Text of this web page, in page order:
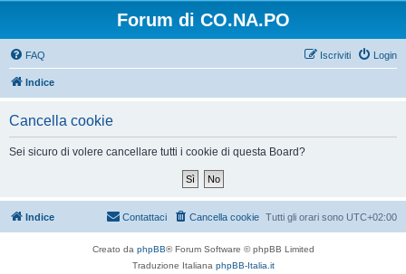
Forum di CO.NA.PO
FAQ Login
Iscriviti
Indice
Cancella cookie
Sei sicuro di volere cancellare tutti i cookie di questa Board?
Indice Tutti gli orari sono UTC+02:00
Cancella cookie
Contattaci
Creato da phpBB® Forum Software © phpBB Limited
Traduzione Italiana phpBB-Italia.it